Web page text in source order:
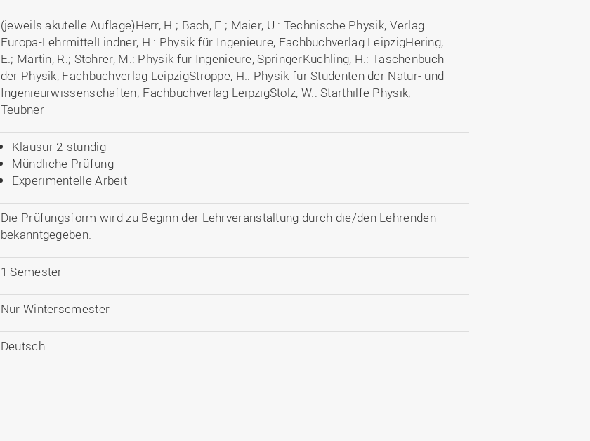
(jeweils akutelle Auflage)Herr, H.; Bach, E.; Maier, U.: Technische Physik, Verlag
Europa-LehrmittelLindner, H.: Physik für Ingenieure, Fachbuchverlag LeipzigHering,
E.; Martin, R.; Stohrer, M.: Physik für Ingenieure, SpringerKuchling, H.: Taschenbuch
der Physik, Fachbuchverlag LeipzigStroppe, H.: Physik für Studenten der Natur- und
Ingenieurwissenschaften; Fachbuchverlag LeipzigStolz, W.: Starthilfe Physik;
Teubner
Klausur 2-stündig
Mündliche Prüfung
Experimentelle Arbeit
Die Prüfungsform wird zu Beginn der Lehrveranstaltung durch die/den Lehrenden
bekanntgegeben.
1 Semester
Nur Wintersemester
Deutsch